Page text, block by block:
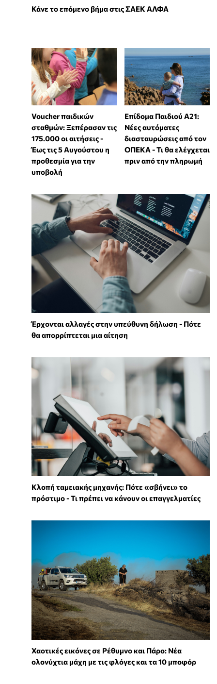
Κάνε το επόμενο βήμα στις ΣΑΕΚ ΑΛΦΑ
Voucher παιδικών
σταθμών: Ξεπέρασαν τις
175.000 οι αιτήσεις -
Έως τις 5 Αυγούστου η
προθεσμία για την
υποβολή
Επίδομα Παιδιού Α21:
Νέες αυτόματες
διασταυρώσεις από τον
ΟΠΕΚΑ - Τι θα ελέγχεται
πριν από την πληρωμή
Έρχονται αλλαγές στην υπεύθυνη δήλωση - Πότε
θα απορρίπτεται μια αίτηση
Κλοπή ταμειακής μηχανής: Πότε «σβήνει» το
πρόστιμο - Τι πρέπει να κάνουν οι επαγγελματίες
Χαοτικές εικόνες σε Ρέθυμνο και Πάρο: Νέα
ολονύχτια μάχη με τις φλόγες και τα 10 μποφόρ